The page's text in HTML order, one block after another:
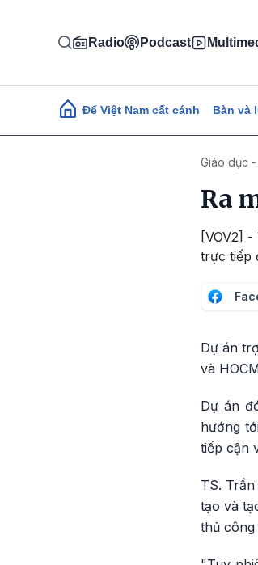
Radio Podcast
Main navigation
Để Việt Nam cất cánh Bàn và
Giáo dục
Ra
[VOV2]
trực tiếp
Dự án
và
Dự án
hướng
tiếp cận
TS.
tạo và
thủ